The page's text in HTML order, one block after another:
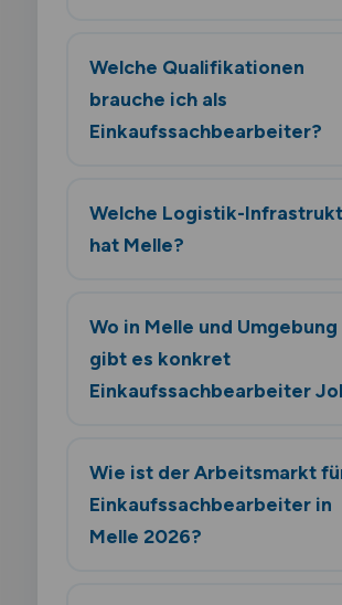
Welche Qualifikationen
brauche ich als
Einkaufssachbearbeiter?
Welche Logistik-
hat Melle?
Wo in Melle und Umgebung
gibt es konkret
Einkaufssachbearbeiter
Wie ist der Arbeitsmarkt
Einkaufssachbearbeiter in
Melle 2026?